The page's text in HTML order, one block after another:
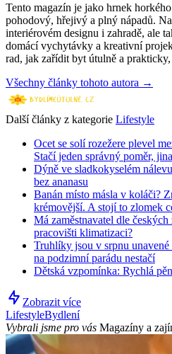
Tento magazín je jako hrnek
pohodový, hřejivý a plný nápadů.
interiérovém designu i zahradě, ale
domácí vychytávky a kreativní
rad, jak zařídit byt útulně a prakticky,
Všechny články tohoto autora →
Další články z kategorie Lifestyle
Ocet se solí rozežere plevel
Stačí jeden správný poměr,
Dýně ve sladkokyselém
bez ananasu
Banán místo másla v koláči?
krémovější. A stojí to zlomek
Má zaměstnavatel dle
pracovišti klimatizaci?
Truhlíky jsou v srpnu
na podzimní parádu nestačí
Dětská vzpomínka: Rychlá
Zobrazit více
LifestyleBydlení
Vybrali jsme pro vás Magazíny a